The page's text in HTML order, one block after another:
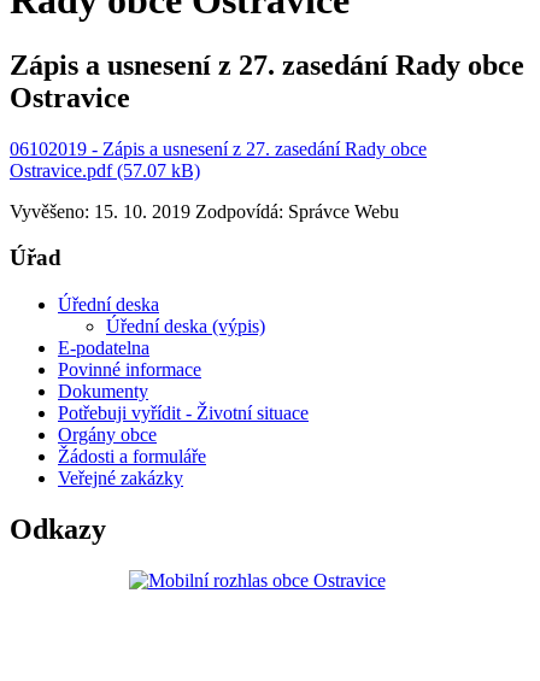
Zápis a usnesení z 27. zasedání Rady obce
Ostravice
06102019 - Zápis a usnesení z 27. zasedání Rady obce
Ostravice.pdf (57.07 kB)
Vyvěšeno: 15. 10. 2019 Zodpovídá: Správce Webu
Úřad
Úřední deska
Úřední deska (výpis)
E-podatelna
Povinné informace
Dokumenty
Potřebuji vyřídit - Životní situace
Orgány obce
Žádosti a formuláře
Veřejné zakázky
Odkazy